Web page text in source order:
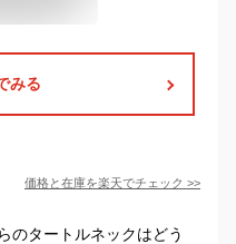
みる
価格と在庫を楽天でチェック >>
のタートルネックはどう